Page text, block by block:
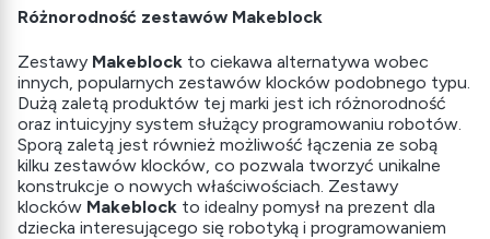
Różnorodność zestawów Makeblock
Zestawy Makeblock to ciekawa alternatywa wobec
innych, popularnych zestawów klocków podobnego typu.
Dużą zaletą produktów tej marki jest ich różnorodność
oraz intuicyjny system służący programowaniu robotów.
Sporą zaletą jest również możliwość łączenia ze sobą
kilku zestawów klocków, co pozwala tworzyć unikalne
konstrukcje o nowych właściwościach. Zestawy
klocków Makeblock to idealny pomysł na prezent dla
dziecka interesującego się robotyką i programowaniem